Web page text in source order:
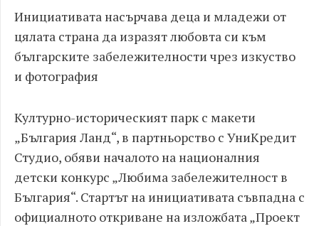
Инициативата насърчава деца и младежи от
цялата страна да изразят любовта си към
българските забележителности чрез изкуство
и фотография
Културно-историческият парк с макети
„България Ланд“, в партньорство с УниКредит
Студио, обяви началото на националния
детски конкурс „Любима забележителност в
България“. Стартът на инициативата съвпадна с
официалното откриване на изложбата „Проект